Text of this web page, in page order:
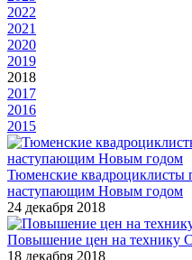
2022
2021
2020
2019
2018
2017
2016
2015
Тюменские квадроциклисты
наступающим Новым годом
24 декабря 2018
Повышение цен на технику
18 декабря 2018